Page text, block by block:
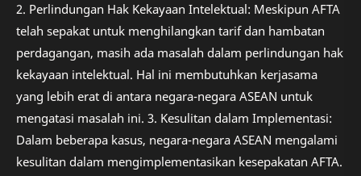
2. Perlindungan Hak Kekayaan Intelektual: Meskipun AFTA
telah sepakat untuk menghilangkan tarif dan hambatan
perdagangan, masih ada masalah dalam perlindungan hak
kekayaan intelektual. Hal ini membutuhkan kerjasama
yang lebih erat di antara negara-negara ASEAN untuk
mengatasi masalah ini. 3. Kesulitan dalam Implementasi:
Dalam beberapa kasus, negara-negara ASEAN mengalami
kesulitan dalam mengimplementasikan kesepakatan AFTA.